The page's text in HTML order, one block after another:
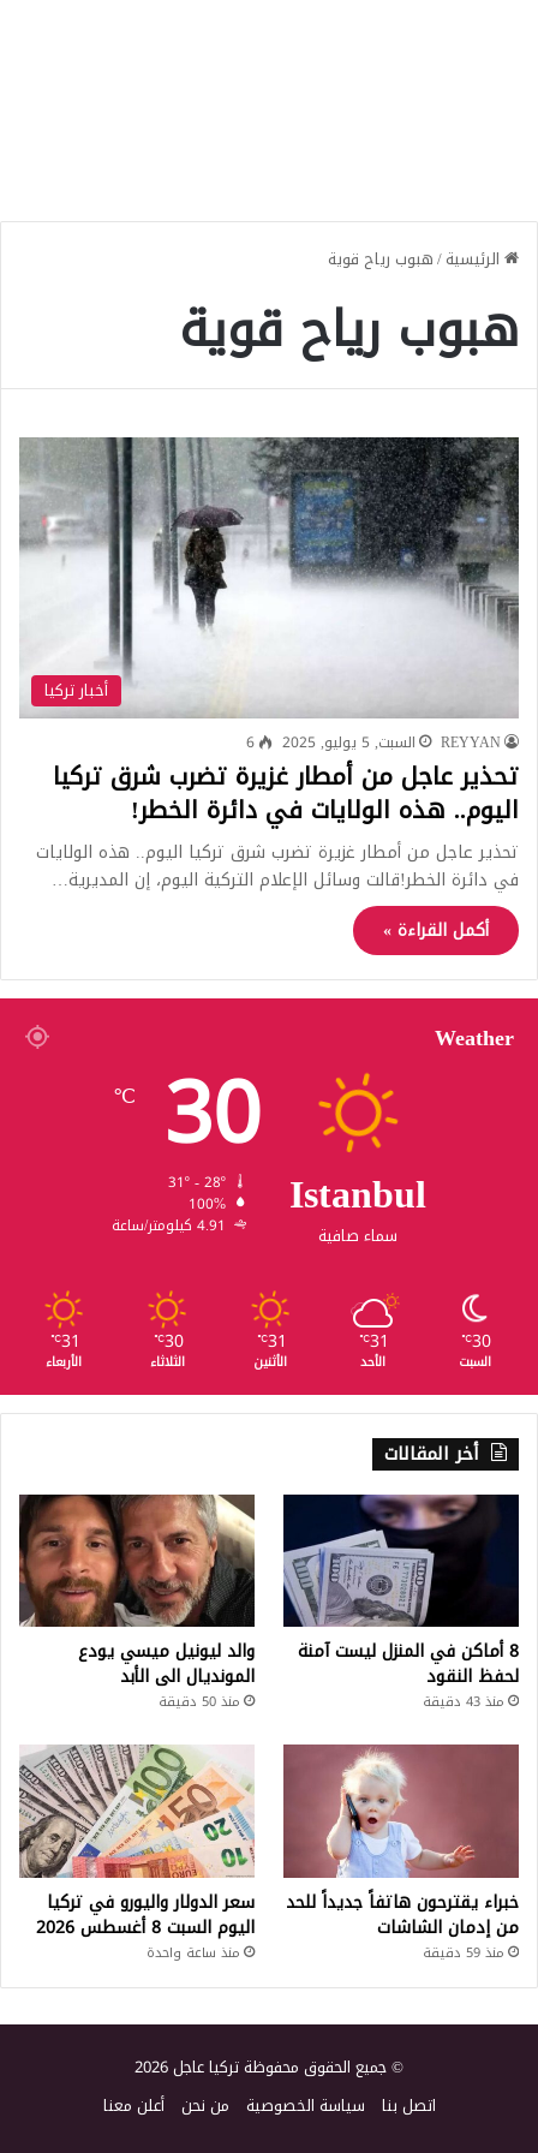
الرئيسية/هبوب رياح قوية
هبوب رياح قوية
أخبار تركيا
REYYAN السبت, 5 يوليو, 2025 6
تحذير عاجل من أمطار غزيرة تضرب شرق تركيا
اليوم.. هذه الولايات في دائرة الخطر!
تحذير عاجل من أمطار غزيرة تضرب شرق تركيا اليوم.. هذه الولايات
في دائرة الخطر!قالت وسائل الإعلام التركية اليوم، إن المديرية…
أكمل القراءة »
Weather
Istanbul
سماء صافية
30
℃
100%
4.91 كيلومتر/ساعة
30
℃
السبت
31
℃
الأحد
31
℃
الأثنين
30
℃
الثلاثاء
31
℃
الأربعاء
أخر المقالات
8 أماكن في المنزل ليست آمنة
لحفظ النقود
منذ 43 دقيقة
والد ليونيل ميسي يودع
المونديال الى الأبد
منذ 50 دقيقة
خبراء يقترحون هاتفاً جديداً للحد
من إدمان الشاشات
منذ 59 دقيقة
سعر الدولار واليورو في تركيا
اليوم السبت 8 أغسطس 2026
منذ ساعة واحدة
© جميع الحقوق محفوظة تركيا عاجل 2026
اتصل بنا سياسة الخصوصية من نحن أعلن معنا